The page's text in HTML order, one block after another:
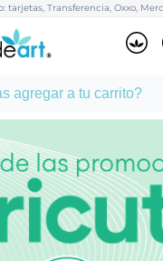
tarjetas, Transferencia, Oxxo,